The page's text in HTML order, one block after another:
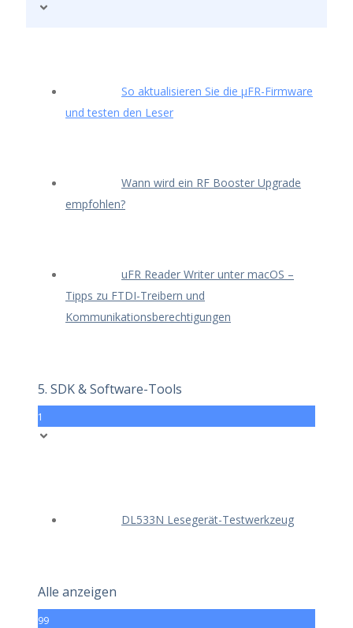
So aktualisieren Sie die μFR-Firmware
und testen den Leser
Wann wird ein RF Booster Upgrade
empfohlen?
uFR Reader Writer unter macOS –
Tipps zu FTDI-Treibern und
Kommunikationsberechtigungen
5. SDK & Software-Tools
1
DL533N Lesegerät-Testwerkzeug
Alle anzeigen
99